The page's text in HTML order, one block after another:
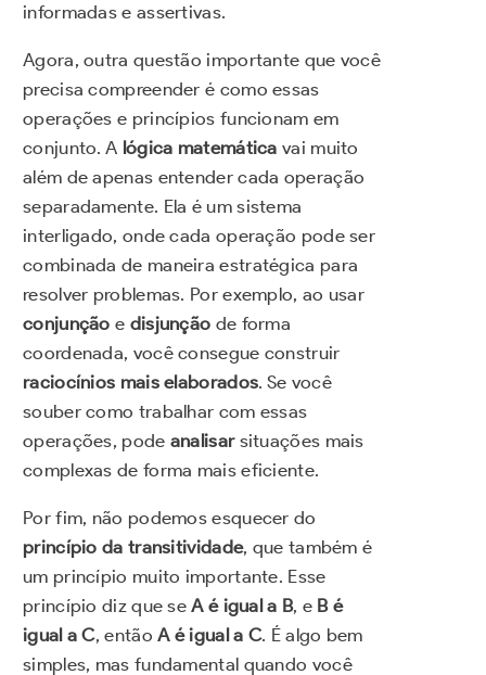
informadas e assertivas.
Agora, outra questão importante que você
precisa compreender é como essas
operações e princípios funcionam em
conjunto. A lógica matemática vai muito
além de apenas entender cada operação
separadamente. Ela é um sistema
interligado, onde cada operação pode ser
combinada de maneira estratégica para
resolver problemas. Por exemplo, ao usar
conjunção e disjunção de forma
coordenada, você consegue construir
raciocínios mais elaborados. Se você
souber como trabalhar com essas
operações, pode analisarsituações mais
complexas de forma mais eficiente.
Por fim, não podemos esquecer do
princípio da transitividade, que também é
um princípio muito importante. Esse
princípio diz que seA é igual a B, e B é
igual a C, entãoA é igual a C. É algo bem
simples, mas fundamental quando você